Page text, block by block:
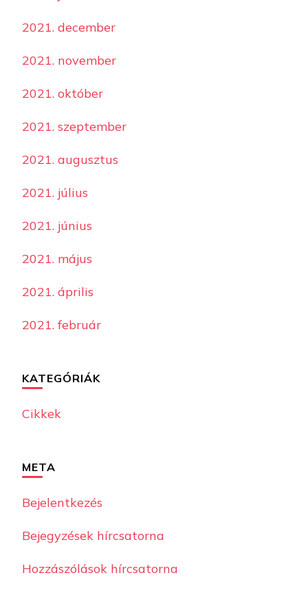
2021. december
2021. november
2021. október
2021. szeptember
2021. augusztus
2021. július
2021. június
2021. május
2021. április
2021. február
KATEGÓRIÁK
Cikkek
META
Bejelentkezés
Bejegyzések hírcsatorna
Hozzászólások hírcsatorna